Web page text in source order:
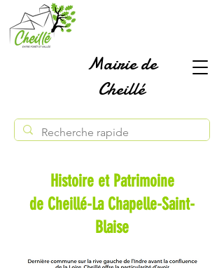
Mairie de
Cheillé
Histoire et Patrimoine
de Cheillé-La Chapelle-Saint-
Blaise